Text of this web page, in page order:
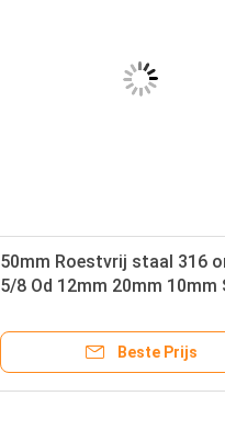
50mm Roestvrij staal 316
5/8 Od 12mm 20mm 10mm
Beste Prijs